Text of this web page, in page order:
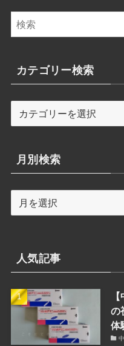
カテゴリー検索
テ
リ
ー
月別検索
別
人気記事
の
体